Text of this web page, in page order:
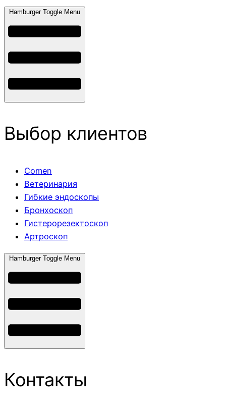
Hamburger Toggle Menu
Выбор клиентов
Comen
Ветеринария
Гибкие эндоскопы
Бронхоскоп
Гистерорезектоскоп
Артроскоп
Hamburger Toggle Menu
Контакты